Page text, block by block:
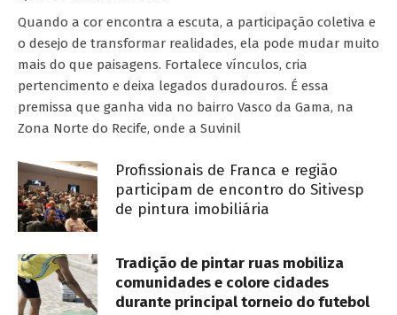
Quando a cor encontra a escuta, a participação coletiva e
o desejo de transformar realidades, ela pode mudar muito
mais do que paisagens. Fortalece vínculos, cria
pertencimento e deixa legados duradouros. É essa
premissa que ganha vida no bairro Vasco da Gama, na
Zona Norte do Recife, onde a Suvinil
Profissionais de Franca e região
participam de encontro do Sitivesp
de pintura imobiliária
Tradição de pintar ruas mobiliza
comunidades e colore cidades
durante principal torneio do futebol